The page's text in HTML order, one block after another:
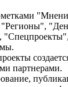
"Регионы",
партнерами.